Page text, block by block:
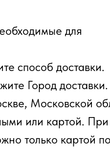
для
способ доставки.
Город доставки.
Московской
или картой. При
только картой по